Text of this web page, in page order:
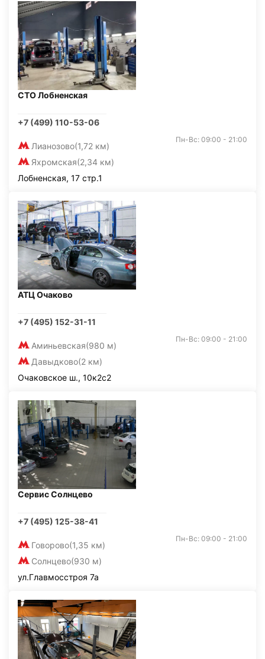
СТО Лобненская
+7 (499) 110-53-06
Лианозово(1,72 км)
Яхромская(2,34 км)
Пн-Вс: 09:00 - 21:00
Лобненская, 17 стр.1
АТЦ Очаково
+7 (495) 152-31-11
Аминьевская(980 м)
Давыдково(2 км)
Пн-Вс: 09:00 - 21:00
Очаковское ш., 10к2с2
Сервис Солнцево
+7 (495) 125-38-41
Говорово(1,35 км)
Солнцево(930 м)
Пн-Вс: 09:00 - 21:00
ул.Главмосстроя 7а